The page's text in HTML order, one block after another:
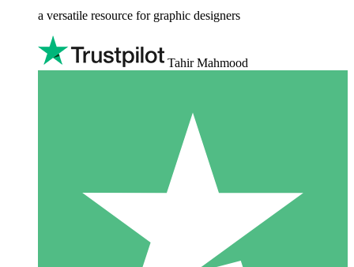
a versatile resource for graphic designers
Tahir Mahmood